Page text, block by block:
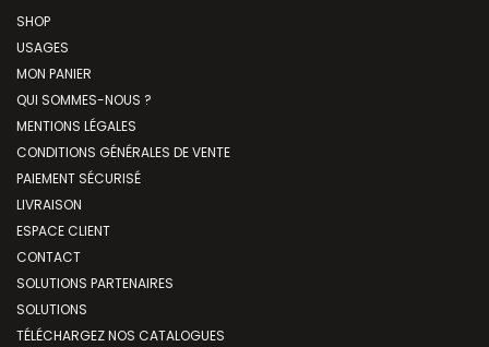
SHOP
USAGES
MON PANIER
QUI SOMMES-NOUS ?
MENTIONS LÉGALES
CONDITIONS GÉNÉRALES DE VENTE
PAIEMENT SÉCURISÉ
LIVRAISON
ESPACE CLIENT
CONTACT
SOLUTIONS PARTENAIRES
SOLUTIONS
TÉLÉCHARGEZ NOS CATALOGUES